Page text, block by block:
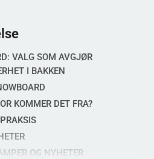
VALG SOM AVGJØR
I BAKKEN
KOMMER DET FRA?
OG NYHETER